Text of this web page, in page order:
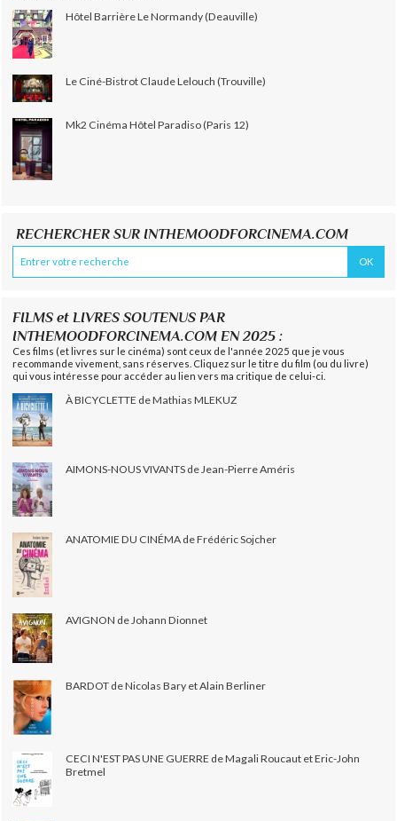
Hôtel Barrière Le Normandy (Deauville)
Le Ciné-Bistrot Claude Lelouch (Trouville)
Mk2 Cinéma Hôtel Paradiso (Paris 12)
RECHERCHER SUR INTHEMOODFORCINEMA.COM
FILMS et LIVRES SOUTENUS PAR
INTHEMOODFORCINEMA.COM EN 2025 :
Ces films (et livres sur le cinéma) sont ceux de l'année 2025 que je vous
recommande vivement, sans réserves. Cliquez sur le titre du film (ou du livre)
qui vous intéresse pour accéder au lien vers ma critique de celui-ci.
À BICYCLETTE de Mathias MLEKUZ
AIMONS-NOUS VIVANTS de Jean-Pierre Améris
ANATOMIE DU CINÉMA de Frédéric Sojcher
AVIGNON de Johann Dionnet
BARDOT de Nicolas Bary et Alain Berliner
CECI N'EST PAS UNE GUERRE de Magali Roucaut et Eric-John
Bretmel